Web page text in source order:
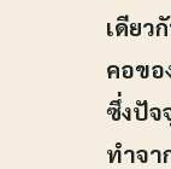
เดียว
คอขอ
ซึ่งปัจ
ทำจา